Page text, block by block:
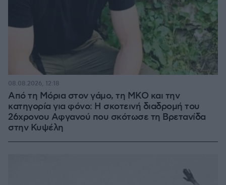
Από τη Μόρια στον γάμο, τη ΜΚΟ και την
κατηγορία για φόνο: Η σκοτεινή διαδρομή του
26χρονου Αφγανού που σκότωσε τη Βρετανίδα
στην Κυψέλη
08.08.2026, 12:18